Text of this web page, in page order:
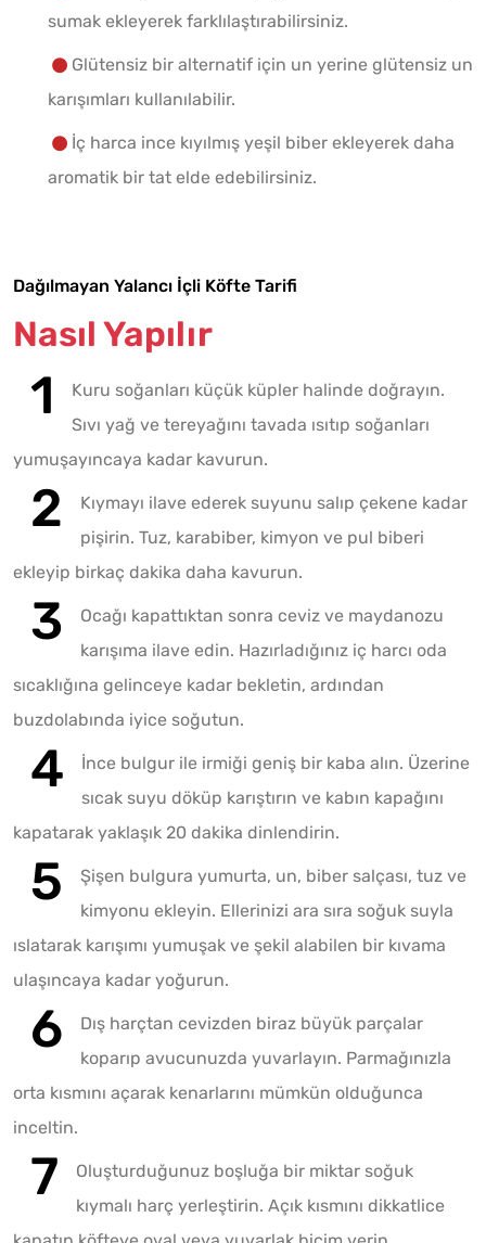
sumak ekleyerek farklılaştırabilirsiniz.
Glütensiz bir alternatif için un yerine glütensiz un
karışımları kullanılabilir.
İç harca ince kıyılmış yeşil biber ekleyerek daha
aromatik bir tat elde edebilirsiniz.
Dağılmayan Yalancı İçli Köfte Tarifi
Nasıl Yapılır
Kuru soğanları küçük küpler halinde doğrayın.
Sıvı yağ ve tereyağını tavada ısıtıp soğanları
yumuşayıncaya kadar kavurun.
Kıymayı ilave ederek suyunu salıp çekene kadar
pişirin. Tuz, karabiber, kimyon ve pul biberi
ekleyip birkaç dakika daha kavurun.
Ocağı kapattıktan sonra ceviz ve maydanozu
karışıma ilave edin. Hazırladığınız iç harcı oda
sıcaklığına gelinceye kadar bekletin, ardından
buzdolabında iyice soğutun.
İnce bulgur ile irmiği geniş bir kaba alın. Üzerine
sıcak suyu döküp karıştırın ve kabın kapağını
kapatarak yaklaşık 20 dakika dinlendirin.
Şişen bulgura yumurta, un, biber salçası, tuz ve
kimyonu ekleyin. Ellerinizi ara sıra soğuk suyla
ıslatarak karışımı yumuşak ve şekil alabilen bir kıvama
ulaşıncaya kadar yoğurun.
Dış harçtan cevizden biraz büyük parçalar
koparıp avucunuzda yuvarlayın. Parmağınızla
orta kısmını açarak kenarlarını mümkün olduğunca
inceltin.
Oluşturduğunuz boşluğa bir miktar soğuk
kıymalı harç yerleştirin. Açık kısmını dikkatlice